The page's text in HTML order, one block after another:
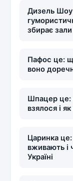
Дизель Шоу
збирає
Пафос це:
воно
Шпацер це:
взялося і
Царинка
вживають і
Україні